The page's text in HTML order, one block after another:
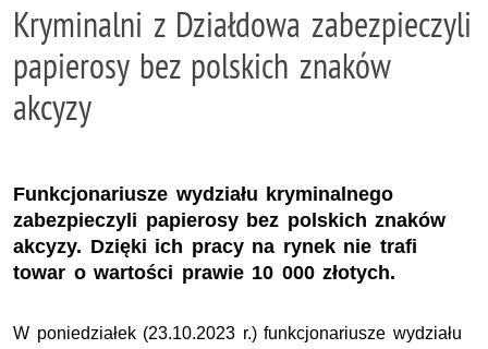
Kryminalni z Działdowa zabezpieczyli
papierosy bez polskich znaków
akcyzy
Funkcjonariusze wydziału kryminalnego
zabezpieczyli papierosy bez polskich znaków
akcyzy. Dzięki ich pracy na rynek nie trafi
towar o wartości prawie 10 000 złotych.
W poniedziałek (23.10.2023 r.) funkcjonariusze wydziału